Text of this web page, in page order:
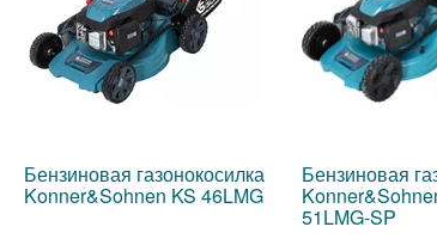
Бензиновая газонокосилка
Konner&Sohnen KS 46LMG
Бензиновая
51LMG-SP